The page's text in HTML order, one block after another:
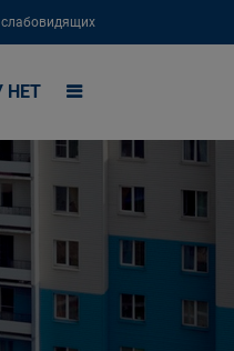
слабовидящих
НЕТ